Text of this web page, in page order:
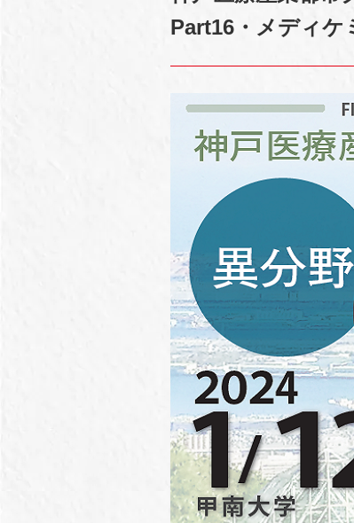
Part16・メディケ